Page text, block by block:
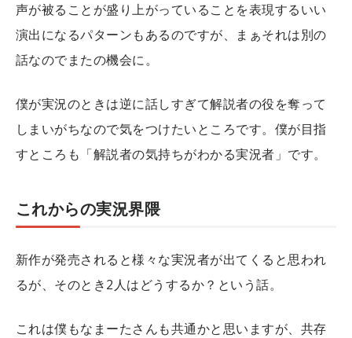
声が被ることが盛り上がっていることを表現するいい
演出になるパターンもあるのですが、まぁそれは別の
話なのでまたの機会に。
僕が実況のときは逆に話しすぎて解説者の役を奪って
しまいがちなので気をつけたいところです。僕が目指
すところも「解説者の気持ちがわかる実況者」です。
これからの実況界隈
新作が発売されると様々な実況者が出てくると思われ
るが、そのとき2人はどうするか？という話。
これは僕もなまーたさんも共通かと思いますが、共存